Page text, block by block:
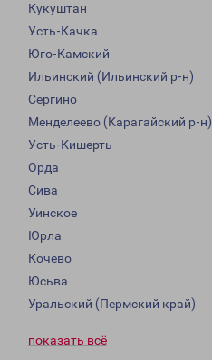
Кукуштан
Усть-Качка
Юго-Камский
Ильинский (Ильинский р-н)
Сергино
Менделеево (Карагайский р-н)
Усть-Кишерть
Орда
Сива
Уинское
Юрла
Кочево
Юсьва
Уральский (Пермский край)
показать всё